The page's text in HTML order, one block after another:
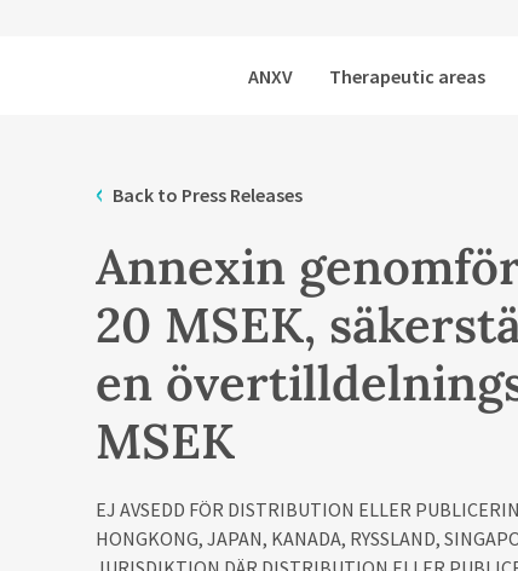
ANXV Therapeutic areas
Back to Press Releases
Annexin
20 MSEK,
en
MSEK
EJ AVSEDD FÖR DISTRIBUTION ELLER
HONGKONG, JAPAN, KANADA, RYSSLAND,